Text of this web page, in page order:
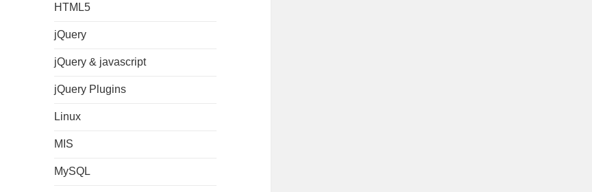
HTML5
jQuery
jQuery & javascript
jQuery Plugins
Linux
MIS
MySQL